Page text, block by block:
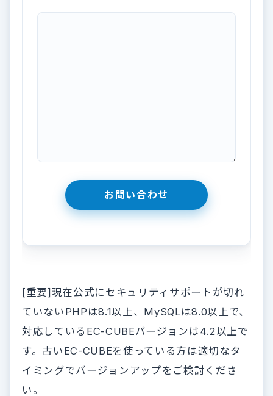
[重要]現在公式にセキュリティサポートが切れ
ていないPHPは8.1以上、MySQLは8.0以上で、
対応しているEC-CUBEバージョンは4.2以上で
す。古いEC-CUBEを使っている方は適切なタ
イミングでバージョンアップをご検討くださ
い。